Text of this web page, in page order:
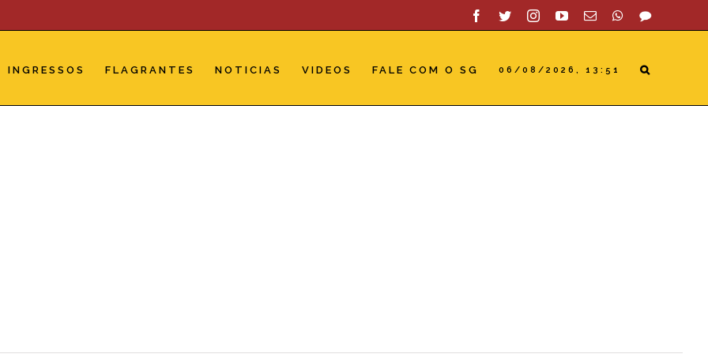
Facebook
TwitterInstagramYouTube
Email WhatsApp
SAC
INGRESSOS FLAGRANTES NOTICIAS VIDEOS FALE COM O SG 06/08/2026, 13:51